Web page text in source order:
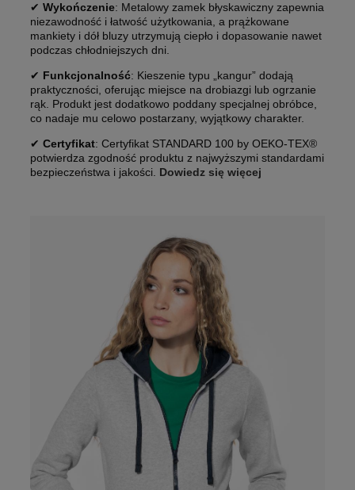
✔ Wykończenie: Metalowy zamek błyskawiczny zapewnia
niezawodność i łatwość użytkowania, a prążkowane
mankiety i dół bluzy utrzymują ciepło i dopasowanie nawet
podczas chłodniejszych dni.
✔ Funkcjonalność: Kieszenie typu „kangur” dodają
praktyczności, oferując miejsce na drobiazgi lub ogrzanie
rąk. Produkt jest dodatkowo poddany specjalnej obróbce,
co nadaje mu celowo postarzany, wyjątkowy charakter.
✔ Certyfikat: Certyfikat STANDARD 100 by OEKO-TEX®
potwierdza zgodność produktu z najwyższymi standardami
bezpieczeństwa i jakości. Dowiedz się więcej